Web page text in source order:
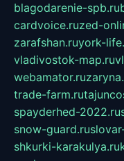
blagodarenie-spb.ru
cardvoice.ruzed-
zarafshan.ruyork-
vladivostok-map.ru
webamator.ru
trade-farm.ru
spayderhed-2022.ru
snow-guard.ru
shkurki-karakulya.ru